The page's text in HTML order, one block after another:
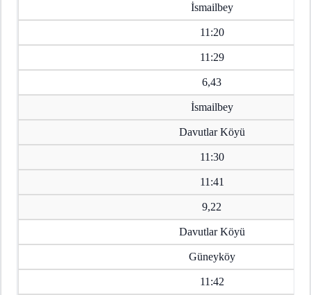
İsmailbey
11:20
11:29
6,43
İsmailbey
Davutlar Köyü
11:30
11:41
9,22
Davutlar Köyü
Güneyköy
11:42